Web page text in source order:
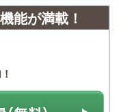
能が満載！